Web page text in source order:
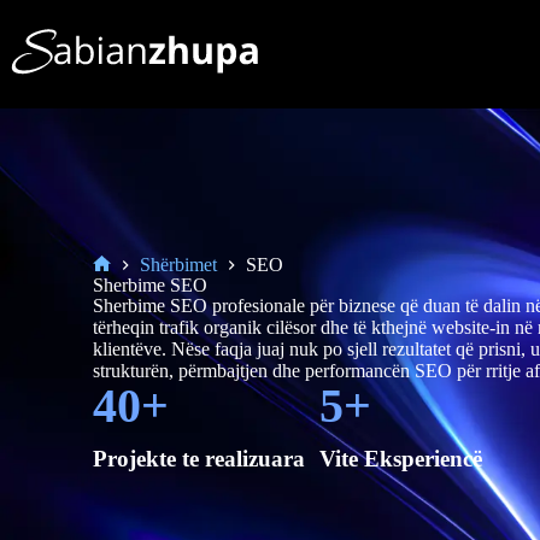
Shërbimet
SEO
Sherbime SEO
Sherbime SEO profesionale për biznese që duan të dalin
tërheqin trafik organik cilësor dhe të kthejnë website-in
klientëve. Nëse faqja juaj nuk po sjell rezultatet që prisni,
strukturën, përmbajtjen dhe performancën SEO për rritje
Projekte te realizuara
40+
Vite Eksperiencë
5+